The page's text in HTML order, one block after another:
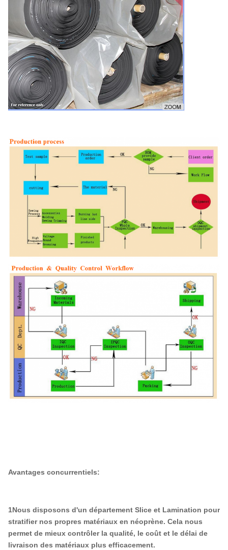
Avantages concurrentiels:
1Nous disposons d'un département Slice et Lamination pour
stratifier nos propres matériaux en néoprène. Cela nous
permet de mieux contrôler la qualité, le coût et le délai de
livraison des matériaux plus efficacement.